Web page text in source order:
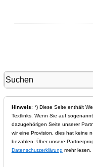
Hinweis: *) Diese Seite enthält
Textlinks. Wenn Sie auf
dazugehörigen Seite unserer
wir eine Provision, dies hat keine
bezahlen. Über unsere
Datenschutzerklärung mehr lesen.